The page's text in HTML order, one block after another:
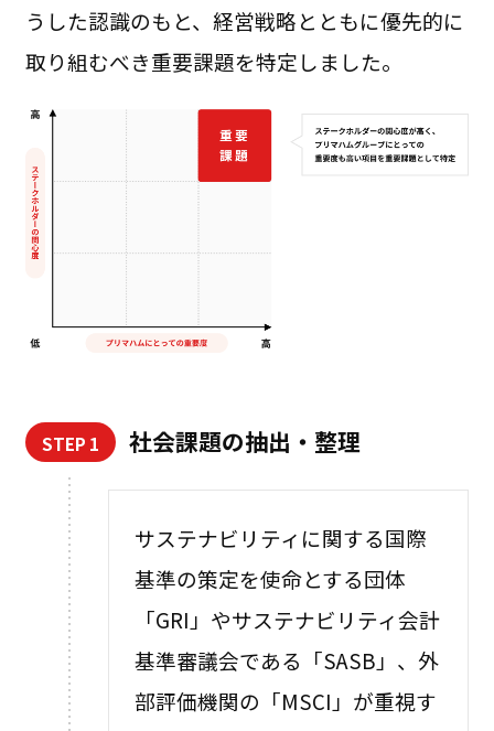
うした認識のもと、経営戦略とともに優先的に
取り組むべき重要課題を特定しました。
STEP 1 社会課題の抽出・整理
サステナビリティに関する国際
基準の策定を使命とする団体
「GRI」やサステナビリティ会計
基準審議会である「SASB」、外
部評価機関の「MSCI」が重視す